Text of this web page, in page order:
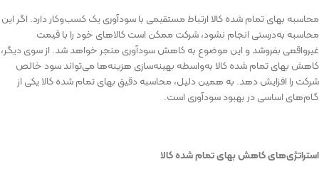
محاسبه بهایتمامشدهکالا ارتباطمستقیمی باسودآورییککسب‌وکاردارد. اگر این
محاسبه به‌درستی انجام نشود،شرکتممکن استکالاهای خود را باقیمت
غیرواقعی بفروشدو اینموضوع بهکاهشسودآوریمنجر خواهدشد. ازسویدیگر،
کاهش بهایتمامشدهکالا به‌واسطه بهینه‌سازی هزینه‌هامی‌تواندسود خالص
شرکت را افزایشدهد. به همیندلیل،محاسبهدقیق بهایتمامشدهکالایکی از
گام‌های اساسیدربهبودسودآوری است.
استراتژی‌هایکاهشبهایتمامشدهکالا